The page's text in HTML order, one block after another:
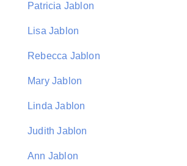
Patricia Jablon
Lisa Jablon
Rebecca Jablon
Mary Jablon
Linda Jablon
Judith Jablon
Ann Jablon